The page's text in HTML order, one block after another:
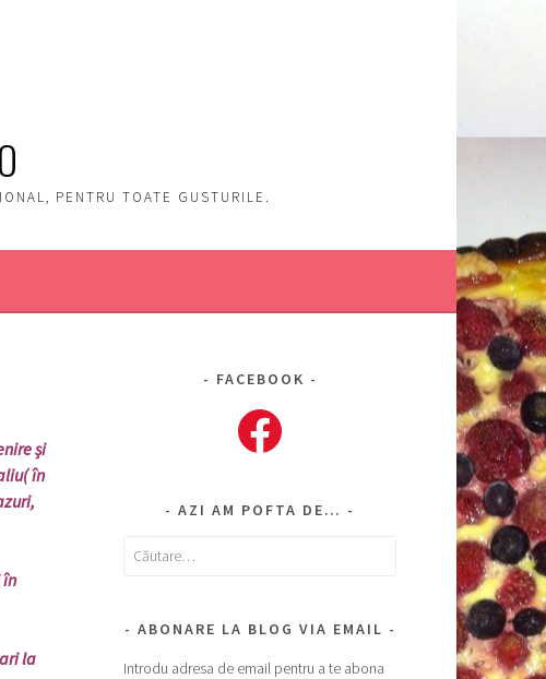
PENTRU TOATE GUSTURILE.
și
în
la
FACEBOOK
Facebook
AZI AM POFTA DE…
Caută
ABONARE LA BLOG VIA EMAIL
Introdu adresa de email pentru a te abona